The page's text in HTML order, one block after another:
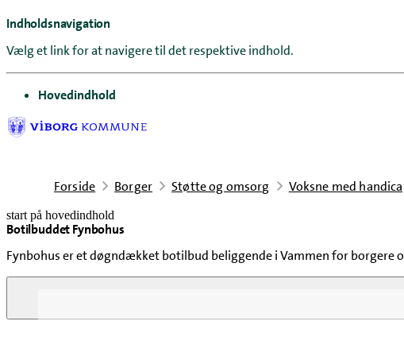
Indholdsnavigation
Vælg et link for at navigere til det respektive indhold.
gå til
Hovedindhold
Forside Borger Støtte og omsorg Voksne med
start på hovedindhold
Botilbuddet Fynbohus
Fynbohus er et døgndækket botilbud beliggende i Vammen for borgere
senest opdateret 23. juni 2026